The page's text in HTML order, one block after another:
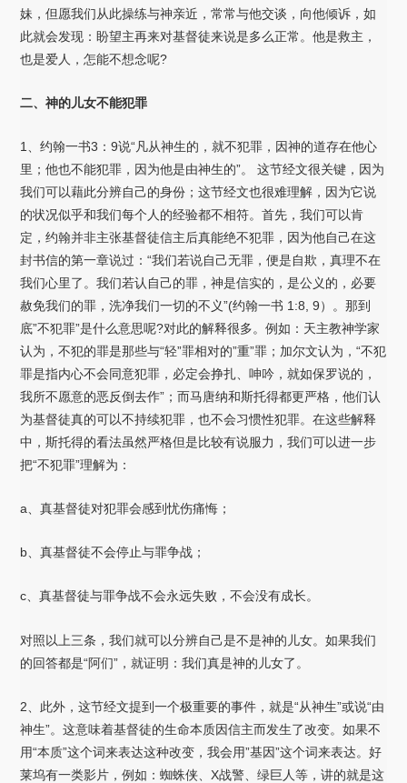
妹，但愿我们从此操练与神亲近，常常与他交谈，向他倾诉，如
此就会发现：盼望主再来对基督徒来说是多么正常。他是救主，
也是爱人，怎能不想念呢?
二、神的儿女不能犯罪
1、约翰一书3：9说“凡从神生的，就不犯罪，因神的道存在他心
里；他也不能犯罪，因为他是由神生的”。 这节经文很关键，因为
我们可以藉此分辨自己的身份；这节经文也很难理解，因为它说
的状况似乎和我们每个人的经验都不相符。首先，我们可以肯
定，约翰并非主张基督徒信主后真能绝不犯罪，因为他自己在这
封书信的第一章说过：“我们若说自己无罪，便是自欺，真理不在
我们心里了。我们若认自己的罪，神是信实的，是公义的，必要
赦免我们的罪，洗净我们一切的不义”(约翰一书 1:8, 9）。那到
底”不犯罪”是什么意思呢?对此的解释很多。例如：天主教神学家
认为，不犯的罪是那些与“轻”罪相对的”重”罪；加尔文认为，“不犯
罪是指内心不会同意犯罪，必定会挣扎、呻吟，就如保罗说的，
我所不愿意的恶反倒去作”；而马唐纳和斯托得都更严格，他们认
为基督徒真的可以不持续犯罪，也不会习惯性犯罪。在这些解释
中，斯托得的看法虽然严格但是比较有说服力，我们可以进一步
把“不犯罪”理解为：
a、真基督徒对犯罪会感到忧伤痛悔；
b、真基督徒不会停止与罪争战；
c、真基督徒与罪争战不会永远失败，不会没有成长。
对照以上三条，我们就可以分辨自己是不是神的儿女。如果我们
的回答都是“阿们”，就证明：我们真是神的儿女了。
2、此外，这节经文提到一个极重要的事件，就是“从神生”或说“由
神生”。这意味着基督徒的生命本质因信主而发生了改变。如果不
用“本质”这个词来表达这种改变，我会用”基因”这个词来表达。好
莱坞有一类影片，例如：蜘蛛侠、X战警、绿巨人等，讲的就是这